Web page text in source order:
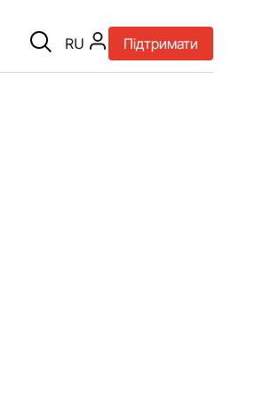
RU Підтримати